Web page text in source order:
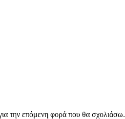
την επόμενη φορά που θα σχολιάσω.